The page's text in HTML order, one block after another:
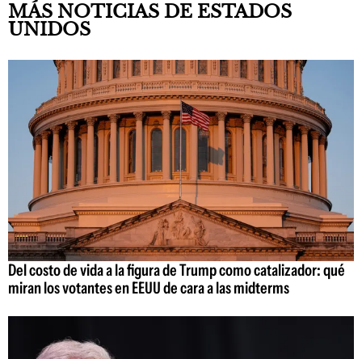
MÁS NOTICIAS DE ESTADOS
UNIDOS
Del costo de vida a la figura de Trump como catalizador: qué
miran los votantes en EEUU de cara a las midterms